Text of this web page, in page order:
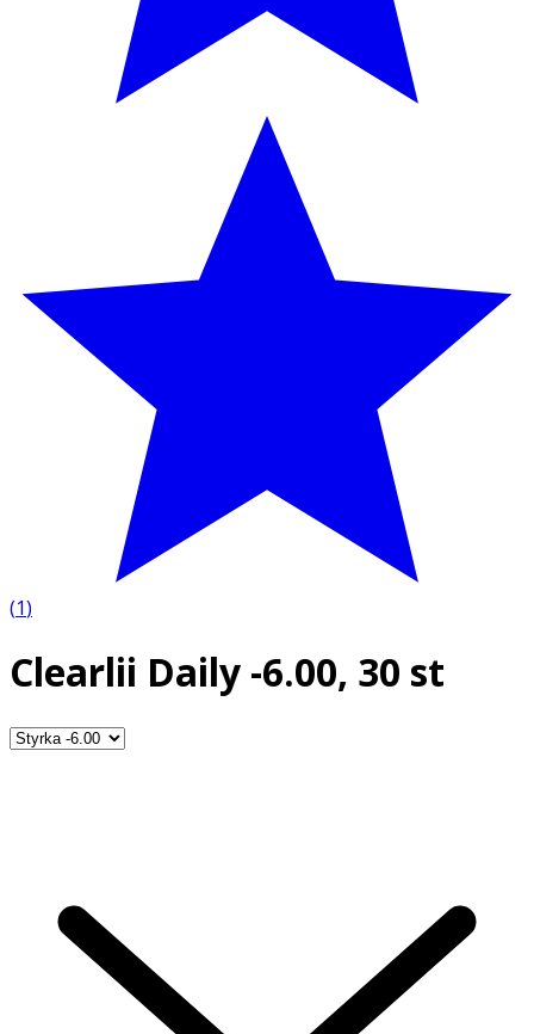
(1)
Clearlii Daily -6.00, 30 st